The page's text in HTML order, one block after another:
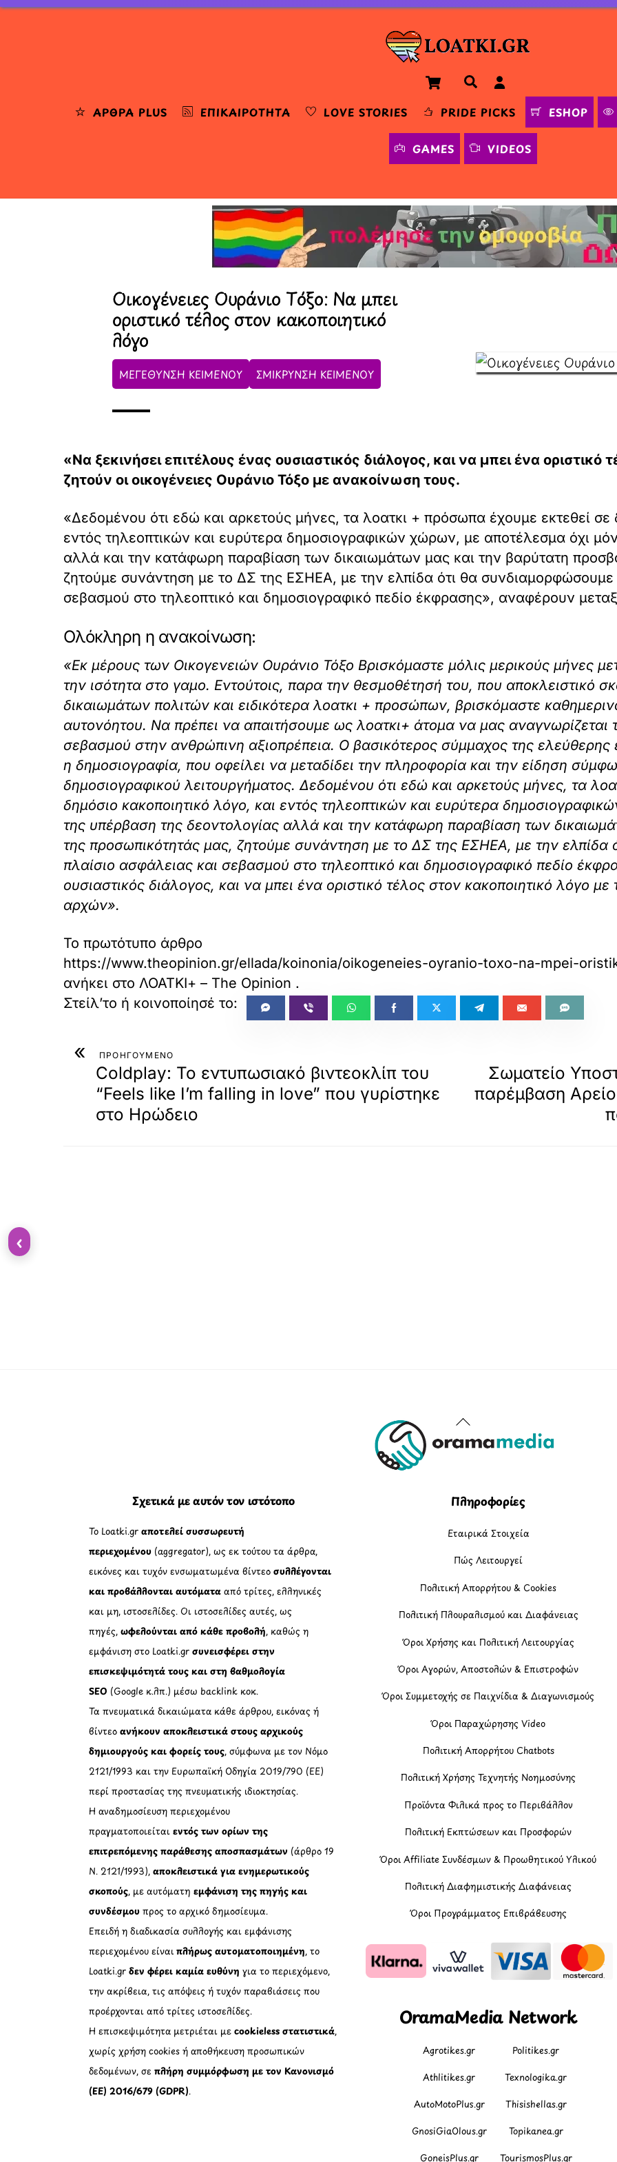
Skip
Cart Αναζήτηση
ΆΡΘΡΑ PLUS ΕΠΙΚΑΙΡΌΤΗΤΑ LOVE STORIES PRIDE PICKS ESHOP
GAMES VIDEOS
Οικογένειες Ουράνιο Τόξο: Να μπει
οριστικό τέλος στον κακοποιητικό
λόγο
ΜΕΓΕΘΥΝΣΗ ΚΕΙΜΕΝΟΥ ΣΜΙΚΡΥΝΣΗ ΚΕΙΜΕΝΟΥ
«Να ξεκινήσει επιτέλους ένας ουσιαστικός διάλογος, και να μπει ένα οριστικό
ζητούν οι οικογένειες Ουράνιο Τόξο με ανακοίνωση τους.
«Δεδομένου ότι εδώ και αρκετούς μήνες, τα λοατκι + πρόσωπα έχουμε εκτεθεί σε
εντός τηλεοπτικών και ευρύτερα δημοσιογραφικών χώρων, με αποτέλεσμα όχι
αλλά και την κατάφωρη παραβίαση των δικαιωμάτων μας και την βαρύτατη
ζητούμε συνάντηση με το ΔΣ της ΕΣΗΕΑ, με την ελπίδα ότι θα συνδιαμορφώσουμε
σεβασμού στο τηλεοπτικό και δημοσιογραφικό πεδίο έκφρασης», αναφέρουν
Ολόκληρη η ανακοίνωση:
«Εκ μέρους των Οικογενειών Ουράνιο Τόξο Βρισκόμαστε μόλις μερικούς μήνες
την ισότητα στο γαμο. Εντούτοις, παρα την θεσμοθέτησή του, που αποκλειστικό
δικαιωμάτων πολιτών και ειδικότερα λοατκι + προσώπων, βρισκόμαστε
αυτονόητου. Να πρέπει να απαιτήσουμε ως λοατκι+ άτομα να μας αναγνωρίζεται
σεβασμού στην ανθρώπινη αξιοπρέπεια. Ο βασικότερος σύμμαχος της ελεύθερης
η δημοσιογραφία, που οφείλει να μεταδίδει την πληροφορία και την είδηση
δημοσιογραφικού λειτουργήματος. Δεδομένου ότι εδώ και αρκετούς μήνες, τα
δημόσιο κακοποιητικό λόγο, και εντός τηλεοπτικών και ευρύτερα
της υπέρβαση της δεοντολογίας αλλά και την κατάφωρη παραβίαση των
της προσωπικότητάς μας, ζητούμε συνάντηση με το ΔΣ της ΕΣΗΕΑ, με την
πλαίσιο ασφάλειας και σεβασμού στο τηλεοπτικό και δημοσιογραφικό πεδίο
ουσιαστικός διάλογος, και να μπει ένα οριστικό τέλος στον κακοποιητικό λόγο
αρχών».
Το πρωτότυπο άρθρο
https://www.theopinion.gr/ellada/koinonia/oikogeneies-oyranio-toxo-na-mpei-
ανήκει στο ΛΟΑΤΚΙ+ – The Opinion .
« ΠΡΟΗΓΟΥΜΕΝΟ
Coldplay: Το εντυπωσιακό βιντεοκλίπ του
“Feels like I’m falling in love” που γυρίστηκε
στο Ηρώδειο
Σωματείο
παρέμβαση
Back
To
Σχετικά με αυτόν τον ιστότοπο
Το Loatki.grαποτελεί συσσωρευτή
περιεχομένου (aggregator), ως εκ τούτου τα άρθρα,
εικόνες και τυχόν ενσωματωμένα βίντεοσυλλέγονται
και προβάλλονται αυτόματααπό τρίτες, ελληνικές
και μη, ιστοσελίδες. Οι ιστοσελίδες αυτές, ως
πηγές,ωφελούνται από κάθε προβολή, καθώς η
εμφάνιση στο Loatki.gr συνεισφέρει στην
επισκεψιμότητά τους και στη βαθμολογία
SEO (Google κ.λπ.) μέσω backlink κοκ.
Τα πνευματικά δικαιώματα κάθε άρθρου, εικόνας ή
βίντεοανήκουν αποκλειστικά στους αρχικούς
δημιουργούς και φορείς τους, σύμφωνα με τον Νόμο
2121/1993 και την Ευρωπαϊκή Οδηγία 2019/790 (ΕΕ)
περί προστασίας της πνευματικής ιδιοκτησίας.
Η αναδημοσίευση περιεχομένου
πραγματοποιείταιεντός των ορίων της
επιτρεπόμενης παράθεσης αποσπασμάτων (άρθρο 19
Ν. 2121/1993), αποκλειστικά για ενημερωτικούς
σκοπούς, με αυτόματηεμφάνιση της πηγής και
συνδέσμου προς το αρχικό δημοσίευμα.
Επειδή η διαδικασία συλλογής και εμφάνισης
περιεχομένου είναιπλήρως αυτοματοποιημένη, το
Loatki.grδεν φέρει καμία ευθύνη για το περιεχόμενο,
την ακρίβεια, τις απόψεις ή τυχόν παραβιάσεις που
προέρχονται από τρίτες ιστοσελίδες.
Η επισκεψιμότητα μετριέται μεcookieless στατιστικά,
χωρίς χρήση cookies ή αποθήκευση προσωπικών
δεδομένων, σεπλήρη συμμόρφωση με τον Κανονισμό
(ΕΕ) 2016/679 (GDPR).
Πληροφορίες
Εταιρικά Στοιχεία
Πώς Λειτουργεί
Πολιτική Απορρήτου & Cookies
Πολιτική Πλουραλισμού και Διαφάνειας
Όροι Χρήσης και Πολιτική Λειτουργίας
Όροι Αγορών, Αποστολών & Επιστροφών
Όροι Συμμετοχής σε Παιχνίδια & Διαγωνισμούς
Όροι Παραχώρησης Video
Πολιτική Απορρήτου Chatbots
Πολιτική Χρήσης Τεχνητής Νοημοσύνης
Προϊόντα Φιλικά προς το Περιβάλλον
Πολιτική Εκπτώσεων και Προσφορών
Όροι Affiliate Συνδέσμων & Προωθητικού Υλικού
Πολιτική Διαφημιστικής Διαφάνειας
Όροι Προγράμματος Επιβράβευσης
OramaMedia Network
Agrotikes.gr Politikes.gr
Athlitikes.gr Texnologika.gr
AutoMotoPlus.gr Thisishellas.gr
GnosiGiaOlous.gr Topikanea.gr
GoneisPlus.gr TourismosPlus.gr
‹